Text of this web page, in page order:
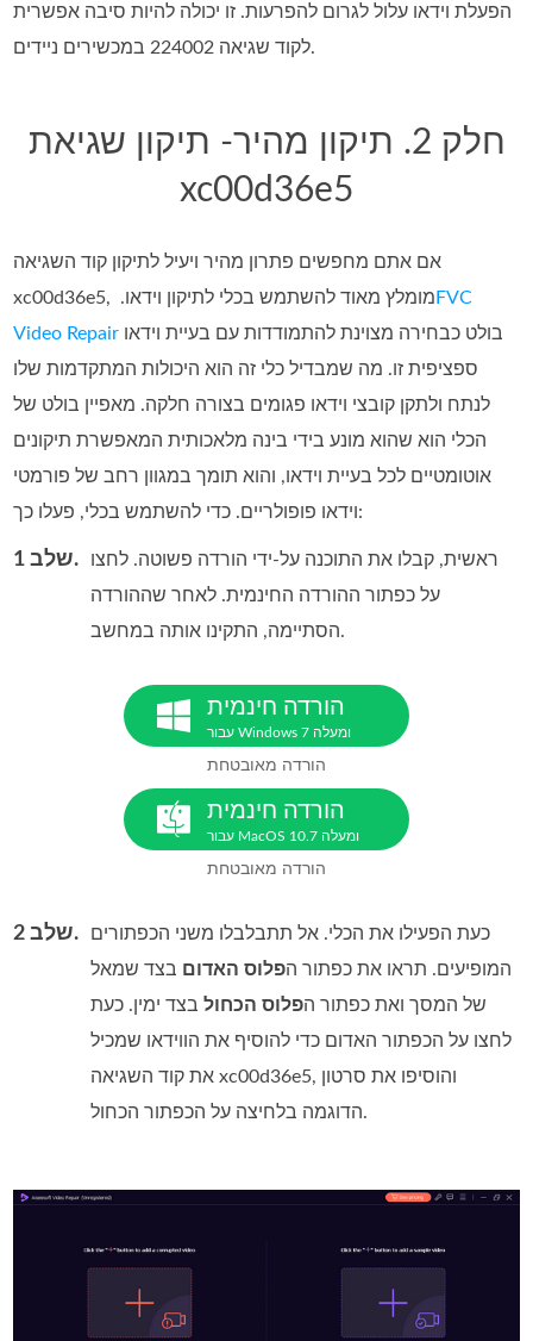
הפעלת וידאו עלול לגרום להפרעות. זו יכולה להיות סיבה אפשרית
לקוד שגיאה 224002 במכשירים ניידים.
חלק 2. תיקון מהיר- תיקון שגיאת
xc00d36e5
אם אתם מחפשים פתרון מהיר ויעיל לתיקון קוד השגיאה
xc00d36e5, מומלץ מאוד להשתמש בכלי לתיקון וידאו. ‏ FVC
Video Repair
ספציפית זו. מה שמבדיל כלי זה הוא היכולות המתקדמות שלו
לנתח ולתקן קובצי וידאו פגומים בצורה חלקה. מאפיין בולט של
הכלי הוא שהוא מונע בידי בינה מלאכותית המאפשרת תיקונים
אוטומטיים לכל בעיית וידאו, והוא תומך במגוון רחב של פורמטי
וידאו פופולריים. כדי להשתמש בכלי, פעלו כך:
שלב 1.
ראשית, קבלו את התוכנה על‑ידי הורדה פשוטה. לחצו
על כפתור ההורדה החינמית. לאחר שההורדה
הסתיימה, התקינו אותה במחשב.
הורדה חינמית
עבור Windows 7 ומעלה
הורדה מאובטחת
הורדה חינמית
עבור MacOS 10.7 ומעלה
הורדה מאובטחת
שלב 2.
כעת הפעילו את הכלי. אל תתבלבלו משני הכפתורים
המופיעים. תראו את כפתור הפלוס האדום בצד שמאל
של המסך ואת כפתור הפלוס הכחולבצד ימין. כעת
לחצו על הכפתור האדום כדי להוסיף את הווידאו שמכיל
את קוד השגיאה xc00d36e5, והוסיפו את סרטון
הדוגמה בלחיצה על הכפתור הכחול.